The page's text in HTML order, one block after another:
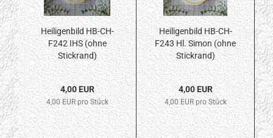
Heiligenbild HB-CH-
F242 IHS (ohne
Stickrand)
70x100mm
4,00 EUR
4,00 EUR pro Stück
Heiligenbild HB-CH-
F243 Hl. Simon (ohne
Stickrand)
70x100mm
4,00 EUR
4,00 EUR pro Stück